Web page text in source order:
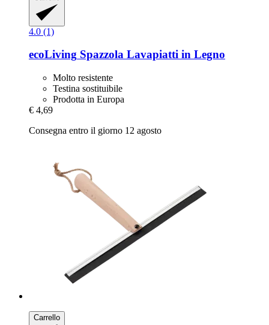
4.0 (1)
ecoLiving Spazzola Lavapiatti in Legno
Molto resistente
Testina sostituibile
Prodotta in Europa
€ 4,69
Consegna entro il giorno 12 agosto
Carrello